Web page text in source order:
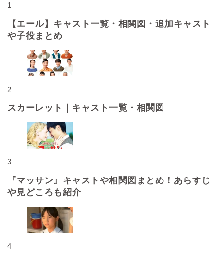
1
【エール】キャスト一覧・相関図・追加キャスト
や子役まとめ
2
スカーレット｜キャスト一覧・相関図
3
『マッサン』キャストや相関図まとめ！あらすじ
や見どころも紹介
4